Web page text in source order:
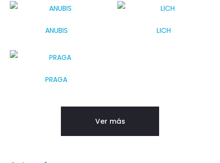
ANUBIS LICH
PRAGA
Ver más